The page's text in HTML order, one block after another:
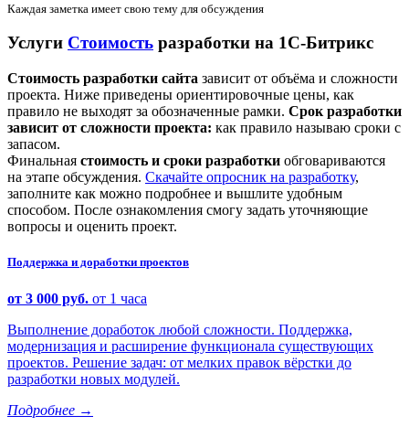
Каждая заметка имеет свою тему для обсуждения
Услуги Стоимость разработки на 1С-Битрикс
Стоимость разработки сайта зависит от объёма и сложности
проекта. Ниже приведены ориентировочные цены, как
правило не выходят за обозначенные рамки. Срок разработки
зависит от сложности проекта: как правило называю сроки с
запасом.
Финальная стоимость и сроки разработки обговариваются
на этапе обсуждения. Скачайте опросник на разработку,
заполните как можно подробнее и вышлите удобным
способом. После ознакомления смогу задать уточняющие
вопросы и оценить проект.
Поддержка и доработки проектов
от 3 000 руб. от 1 часа
Выполнение доработок любой сложности. Поддержка,
модернизация и расширение функционала существующих
проектов. Решение задач: от мелких правок вёрстки до
разработки новых модулей.
Подробнее →